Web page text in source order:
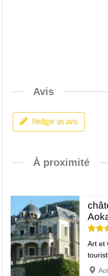
Avis
Rédiger un avis
À proximité
Art et